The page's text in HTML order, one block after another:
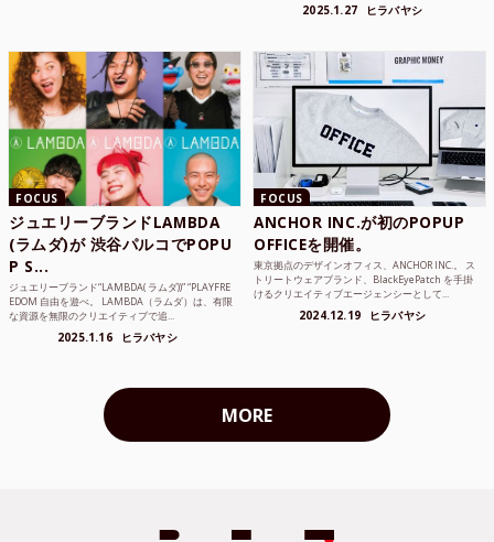
2025.1.27 ヒラバヤシ
FOCUS
ジュエリーブランドLAMBDA
(ラムダ)が 渋谷パルコでPOPU
P S...
ジュエリーブランド“LAMBDA( ラムダ))” “PLAYFRE
EDOM 自由を遊べ。 LAMBDA（ラムダ）は、有限
な資源を無限のクリエイティブで追...
2025.1.16 ヒラバヤシ
FOCUS
ANCHOR INC.が初のPOPUP
OFFICEを開催。
東京拠点のデザインオフィス、ANCHOR INC.。 ス
トリートウェアブランド、BlackEyePatch を手掛
けるクリエイティブエージェンシーとして...
2024.12.19 ヒラバヤシ
MORE